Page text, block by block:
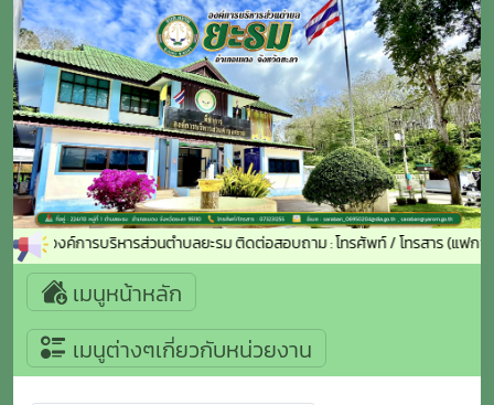
าสู่องค์การบริหารส่วนตำบลยะรม ติดต่อสอบถาม : โทรศัพท์ / โทรสาร (แฟกซ์) :
เมนูหน้าหลัก
เมนูต่างๆเกี่ยวกับหน่วยงาน